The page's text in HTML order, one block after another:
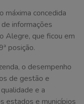
máxima concedida
informações
Alegre, que ficou em
posição.
o desempenho
de gestão e
e a
estados e municípios